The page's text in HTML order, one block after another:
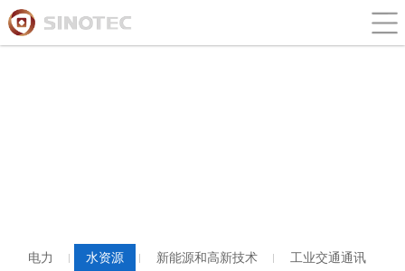
电力 水资源 新能源和高新技术 工业交通通讯